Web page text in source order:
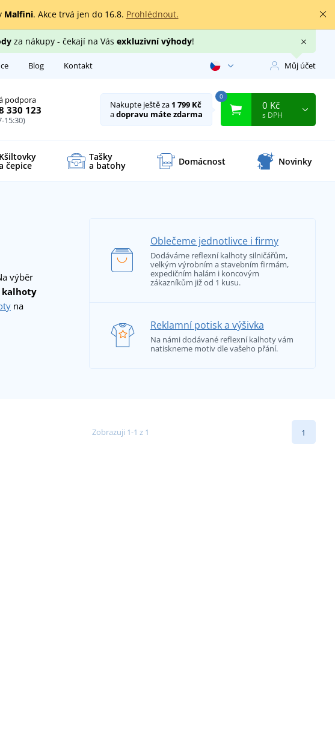
Malfini. Akce trvá jen do 16.8. Prohlédnout.
za nákupy - čekají na Vás exkluzivní výhody!
Blog Kontakt Můj účet
podpora
330 123
15:30)
Nakupte ještě za 1 799 Kč
adopravu máte zdarma
0
0 Kč
s DPH
Kšiltovky
čepice
Tašky
a batohy Domácnost Novinky
výběr
na
Oblečeme jednotlivce i firmy
Dodáváme reflexní kalhoty silničářům,
velkým výrobním a stavebním firmám,
expedičním halám i koncovým
zákazníkům již od 1 kusu.
Reklamní potisk a výšivka
Na námi dodávané reflexní kalhoty vám
natiskneme motiv dle vašeho přání.
Zobrazuji 1-1 z 1 1